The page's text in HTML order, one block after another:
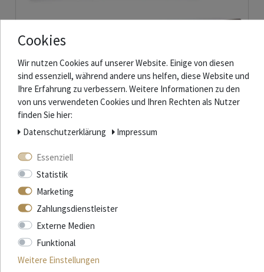
Fréderic Marchand - Seefahrermesser Le London - Fass-Eiche - Klinge
Brut de Forge
420,20 € *
Versandkosten
Cookies
Wir nutzen Cookies auf unserer Website. Einige von diesen
sind essenziell, während andere uns helfen, diese Website und
Ihre Erfahrung zu verbessern. Weitere Informationen zu den
von uns verwendeten Cookies und Ihren Rechten als Nutzer
finden Sie hier:
Daten­schutz­erklärung
Impressum
Essenziell
Statistik
Marketing
Zahlungsdienstleister
Externe Medien
Funktional
Weitere Einstellungen